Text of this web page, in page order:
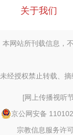
关于我们
本网站所刊载信息，
未经授权禁止转载、
[网上传播视听
京公网安备
宗教信息服务许